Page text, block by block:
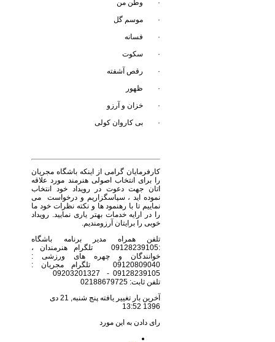
· وطن من
· موسم گل
· فسانه
· سکوت
· رقص آشفته
· ظهور
· خزان و آرزو
· بی کاروان کولی
کارفرمایان گرامی از اینکه باشگاه مجریان
را برای انتخاب اصولی هنرمند مورد علاقه
اتان جهت دعوت در رویداد خود انتخاب
نموده اید ، سپاسگزاریم و درخواست می
نماییم تا با رهنمود ها و نکته نظرات خود ما
را در ارایه خدمات بهتر یاری نمایید. رویداد
خوبی را برایتان آرزومندیم.
تلفن همراه مدیر برنامه باشگاه
:09128239105 تلگرام هنرمندان ،
خوانندگان و چهره های ورزشی :
09120809040 تلگرام مجریان :
تلفن ثابت: 02188679725
آخرین بار تغییر یافته پنج شنبه, 21 دی
1396 13:52
رای دادن به این مورد